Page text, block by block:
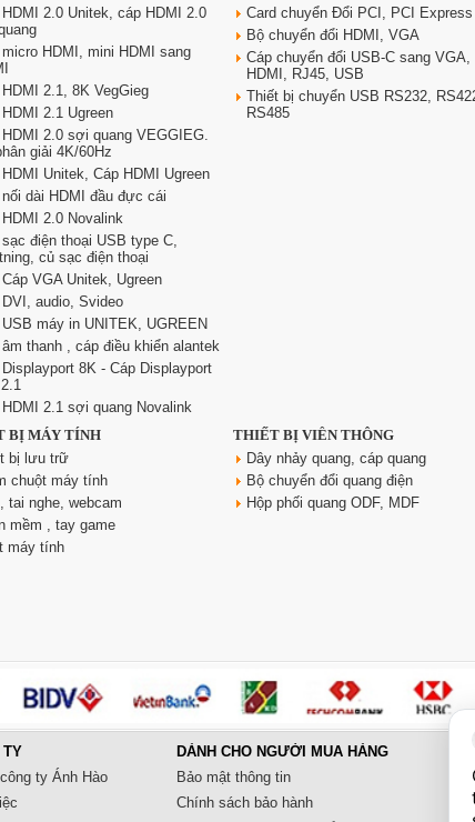
2.0 Unitek, cáp HDMI 2.0
HDMI, mini HDMI sang
2.1, 8K VegGieg
2.1 Ugreen
HDMI 2.0 sợi quang VEGGIEG.
giải 4K/60Hz
Unitek, Cáp HDMI Ugreen
dài HDMI đầu đực cái
2.0 Novalink
điện thoại USB type C,
củ sạc điện thoại
Cáp VGA Unitek, Ugreen
audio, Svideo
máy in UNITEK, UGREEN
thanh , cáp điều khiển alantek
8K - Cáp Displayport
HDMI 2.1 sợi quang Novalink
Card chuyển Đổi PCI, PCI Express
Bộ chuyển đổi HDMI, VGA
Cáp chuyển đổi USB-C sang VGA,
HDMI, RJ45, USB
Thiết bị chuyển USB RS232,
RS485
BỊ MÁY TÍNH
bị lưu trữ
chuột máy tính
tai nghe, webcam
mềm , tay game
máy tính
THIẾT BỊ VIỄN THÔNG
Dây nhảy quang, cáp quang
Bộ chuyển đổi quang điện
Hộp phối quang ODF, MDF
TY
ty Ánh Hào
DÀNH CHO NGƯỜI MUA HÀNG
Bảo mật thông tin
Chính sách bảo hành